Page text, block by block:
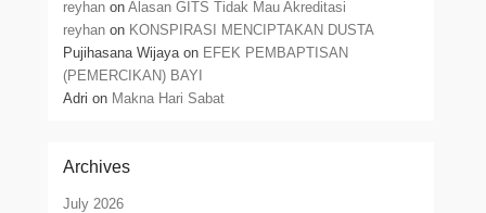
reyhan onAlasan GITS Tidak Mau Akreditasi
reyhan on KONSPIRASI MENCIPTAKAN DUSTA
Pujihasana Wijayaon EFEK PEMBAPTISAN
(PEMERCIKAN) BAYI
Adri on Makna Hari Sabat
Archives
July 2026